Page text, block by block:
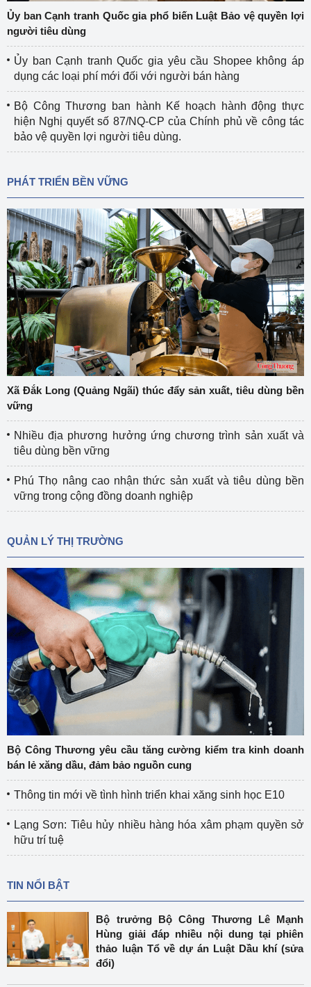
Ủy ban Cạnh tranh Quốc gia phổ biến Luật Bảo vệ quyền lợi
người tiêu dùng
Ủy ban Cạnh tranh Quốc gia yêu cầu Shopee không áp
dụng các loại phí mới đối với người bán hàng
Bộ Công Thương ban hành Kế hoạch hành động thực
hiện Nghị quyết số 87/NQ-CP của Chính phủ về công tác
bảo vệ quyền lợi người tiêu dùng.
PHÁT TRIỂN BỀN VỮNG
Xã Đắk Long (Quảng Ngãi) thúc đẩy sản xuất, tiêu dùng bền
vững
Nhiều địa phương hưởng ứng chương trình sản xuất và
tiêu dùng bền vững
Phú Thọ nâng cao nhận thức sản xuất và tiêu dùng bền
vững trong cộng đồng doanh nghiệp
QUẢN LÝ THỊ TRƯỜNG
Bộ Công Thương yêu cầu tăng cường kiểm tra kinh doanh
bán lẻ xăng dầu, đảm bảo nguồn cung
Thông tin mới về tình hình triển khai xăng sinh học E10
Lạng Sơn: Tiêu hủy nhiều hàng hóa xâm phạm quyền sở
hữu trí tuệ
TIN NỔI BẬT
Bộ trưởng Bộ Công Thương Lê Mạnh
Hùng giải đáp nhiều nội dung tại phiên
thảo luận Tổ về dự án Luật Dầu khí (sửa
đổi)